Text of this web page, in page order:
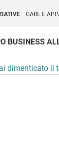
GARE E
BUSINESS
dimenticato il